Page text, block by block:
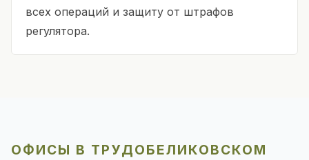
всех операций и защиту от штрафов
регулятора.
ОФИСЫ В ТРУДОБЕЛИКОВСКОМ